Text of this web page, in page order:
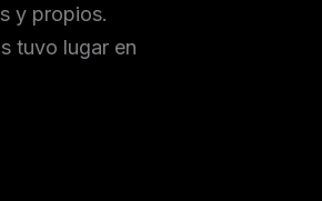
y propios.
tuvo lugar en